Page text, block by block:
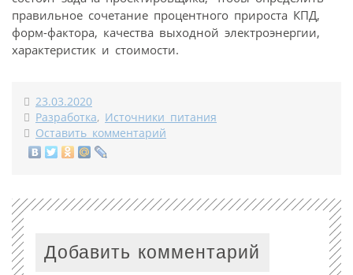
правильное сочетание процентного прироста КПД,
форм-фактора, качества выходной электроэнергии,
характеристик и стоимости.
23.03.2020
Разработка, Источники питания
Оставить комментарий
Добавить комментарий